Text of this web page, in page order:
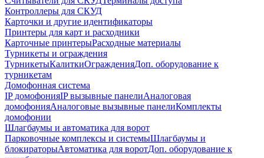
Контроллеры для СКУД
Карточки и другие идентификаторы
Принтеры для карт и расходники
Карточные принтерыРасходные материалы
Турникеты и ограждения
ТурникетыКалиткиОгражденияДоп. оборудование к
турникетам
Домофонная система
IP домофонияIP вызывные панелиАналоговая
домофонияАналоговые вызывные панелиКомплекты
домофонии
Шлагбаумы и автоматика для ворот
Парковочные комплексы и системыШлагбаумы и
блокираторыАвтоматика для воротДоп. оборудование к